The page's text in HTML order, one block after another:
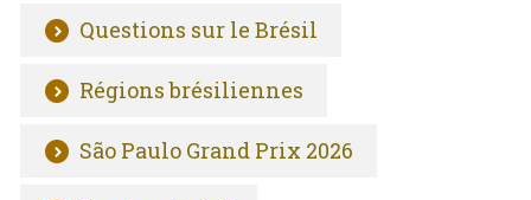
Questions sur le Brésil
Régions brésiliennes
São Paulo Grand Prix 2026